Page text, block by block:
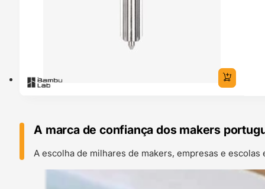
A marca de confiança dos makers
A escolha de milhares de makers, empresas e escolas